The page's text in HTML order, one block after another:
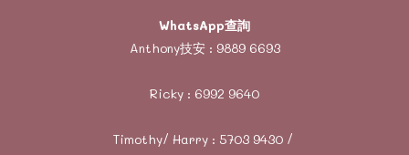
WhatsApp查詢
Anthony技安 : 9889 6693
Ricky : 6992 9640
Timothy/ Harry : 5703 9430/